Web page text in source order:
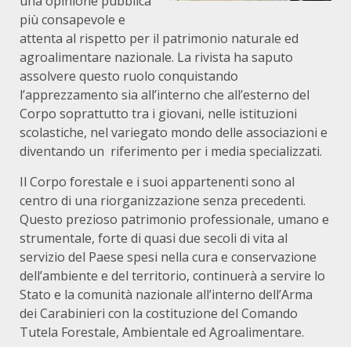
più consapevole e
attenta al rispetto per il patrimonio naturale ed
agroalimentare nazionale. La rivista ha saputo
assolvere questo ruolo conquistando
l’apprezzamento sia all’interno che all’esterno del
Corpo soprattutto tra i giovani, nelle istituzioni
scolastiche, nel variegato mondo delle associazioni e
diventando un riferimento per i media specializzati.
Il Corpo forestale e i suoi appartenenti sono al
centro di una riorganizzazione senza precedenti.
Questo prezioso patrimonio professionale, umano e
strumentale, forte di quasi due secoli di vita al
servizio del Paese spesi nella cura e conservazione
dell’ambiente e del territorio, continuerà a servire lo
Stato e la comunità nazionale all’interno dell’Arma
dei Carabinieri con la costituzione del Comando
Tutela Forestale, Ambientale ed Agroalimentare.